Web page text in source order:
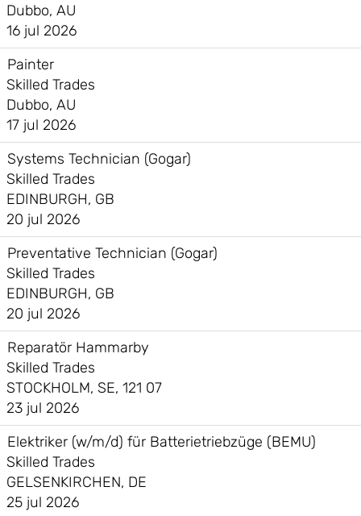
Dubbo, AU
16 jul 2026
Painter
Skilled Trades
Dubbo, AU
17 jul 2026
Systems Technician (Gogar)
Skilled Trades
EDINBURGH, GB
20 jul 2026
Preventative Technician (Gogar)
Skilled Trades
EDINBURGH, GB
20 jul 2026
Reparatör Hammarby
Skilled Trades
STOCKHOLM, SE, 121 07
23 jul 2026
Elektriker (w/m/d) für Batterietriebzüge (BEMU)
Skilled Trades
GELSENKIRCHEN, DE
25 jul 2026